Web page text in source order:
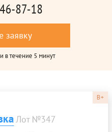
87-18
заявку
в течение 5 минут
B+
Лот №347